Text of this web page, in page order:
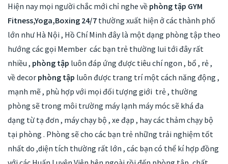
Hiện nay mọi người chắc mới chỉ nghe về phòng tập GYM
Fitness,Yoga,Boxing 24/7 thường xuất hiện ở các thành phố
lớn như Hà Nội , Hồ Chí Minh đây là một dạng phòng tập theo
hướng các gọi Member các bạn trẻ thường lui tới đây rất
nhiều , phòng tập luôn đáp ứng được tiêu chí ngon , bổ , rẻ ,
về decor phòng tập luôn được trang trí một cách năng động ,
mạnh mẽ , phù hợp với mọi đối tượng giới trẻ , thường
phòng sẽ trong môi trường máy lạnh máy móc sẽ khá đa
dạng từ tạ đơn , máy chạy bộ , xe đạp , hay các thảm chạy bộ
tại phòng . Phòng sẽ cho các bạn trẻ những trải nghiệm tốt
nhất do ,diện tích thường rất lớn , các bạn có thể kí hợp đồng